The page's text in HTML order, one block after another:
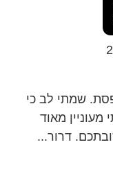
שמתי לב כי
מעוניין מאוד
דרור...